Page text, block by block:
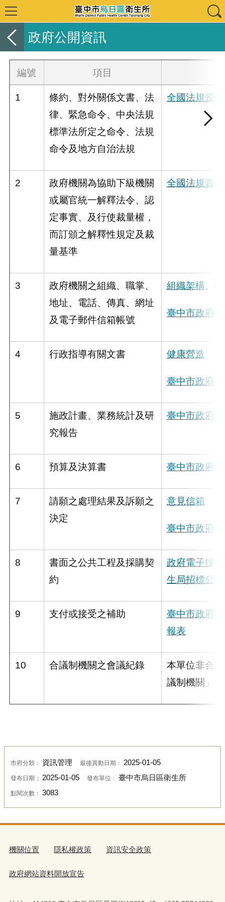
政府公開資訊
編號 項目
1
條約、對外關係文書、法
律、緊急命令、中央法規
標準法所定之命令、法規
命令及地方自治法規
全國法規資
2
政府機關為協助下級機關
或屬官統一解釋法令、認
定事實、及行使裁量權，
而訂頒之解釋性規定及裁
量基準
全國法規資
3
政府機關之組織、職掌、
地址、電話、傳真、網址
及電子郵件信箱帳號
組織架構、
臺中市政府
4 行政指導有關文書 健康營造
臺中市政府
5
施政計畫、業務統計及研
究報告
臺中市政府
6 預算及決算書 臺中市政府
7
請願之處理結果及訴願之
決定
意見信箱
臺中市政府
8
書面之公共工程及採購契
約
政府電子採
生局招標公告
9 支付或接受之補助
臺中市政府
報表
10 合議制機關之會議紀錄
本單位非合
議制機關」
市府分類： 資訊管理 最後異動日期： 2025-01-05
發布日期： 2025-01-05 發布單位： 臺中市烏日區衛生所
點閱次數： 3083
機關位置 隱私權政策 資訊安全政策
政府網站資料開放宣告